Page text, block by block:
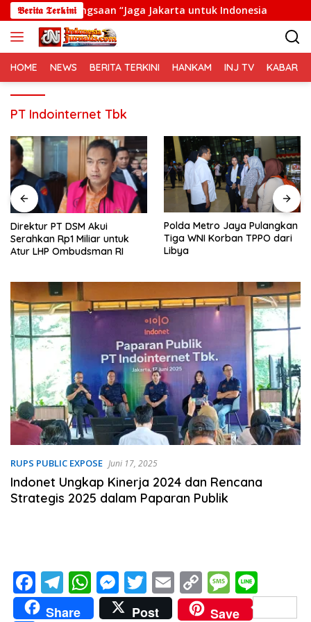
Langsung
ke
konten
𝕭𝖊𝖗𝖎𝖙𝖆 𝕿𝖊𝖗𝖐𝖎𝖓𝖎
Kebangsaan “Jaga Jakarta untuk Indonesia Direktur
HOME NEWS BERITA TERKINI HANKAM INJ TV KABAR
PT Indointernet Tbk
Direktur PT DSM Akui
Serahkan Rp1 Miliar untuk
Atur LHP Ombudsman RI
Polda Metro Jaya Pulangkan
Tiga WNI Korban TPPO dari
Libya
RUPS PUBLIC EXPOSE Juni 17, 2025
Indonet Ungkap Kinerja 2024 dan Rencana
Strategis 2025 dalam Paparan Publik
F
ac
T
el
W
h
M
e
T
w
E
m
C
o
M
e n
Share Post Save